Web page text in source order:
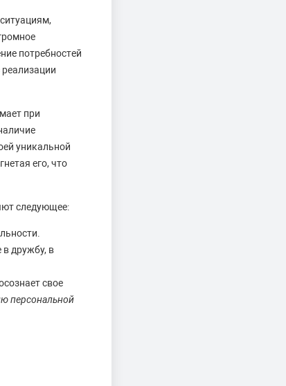
потребностей
при
уникальной
его, что
следующее:
дружбу, в
свое
персональной